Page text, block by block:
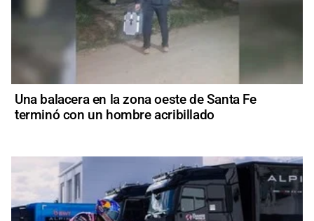
Una balacera en la zona oeste de Santa Fe
terminó con un hombre acribillado